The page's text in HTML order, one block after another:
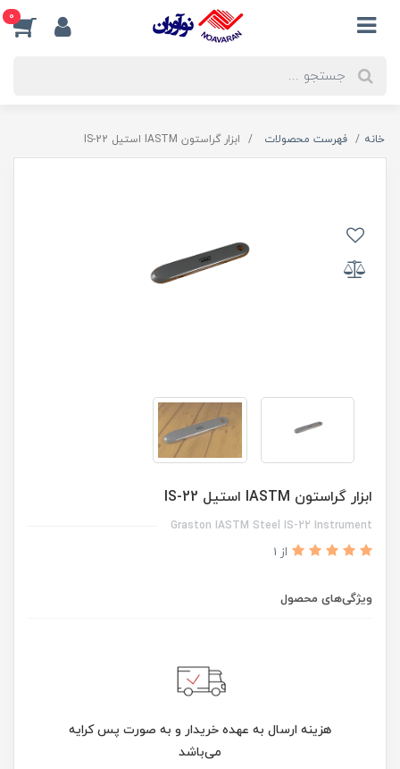
0
خانه فهرست محصولات ابزار گراستون IASTM استیل IS-22
ابزار گراستون IASTM استیل IS-22
Graston IASTM Steel IS-22 Instrument
از 1
ویژگی‌های محصول
هزینه ارسال به عهده خریدار و به صورت پس کرایه
می‌باشد